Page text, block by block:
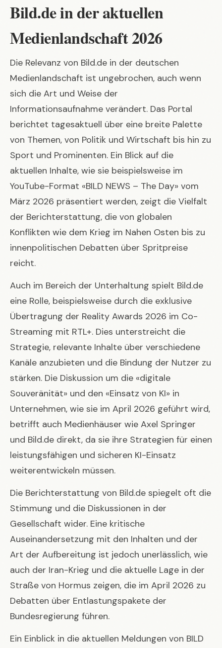
Bild.de in der aktuellen
Medienlandschaft 2026
Die Relevanz von Bild.de in der deutschen
Medienlandschaft ist ungebrochen, auch wenn
sich die Art und Weise der
Informationsaufnahme verändert. Das Portal
berichtet tagesaktuell über eine breite Palette
von Themen, von Politik und Wirtschaft bis hin zu
Sport und Prominenten. Ein Blick auf die
aktuellen Inhalte, wie sie beispielsweise im
YouTube-Format «BILD NEWS – The Day» vom
März 2026 präsentiert werden, zeigt die Vielfalt
der Berichterstattung, die von globalen
Konflikten wie dem Krieg im Nahen Osten bis zu
innenpolitischen Debatten über Spritpreise
reicht.
Auch im Bereich der Unterhaltung spielt Bild.de
eine Rolle, beispielsweise durch die exklusive
Übertragung der Reality Awards 2026 im Co-
Streaming mit RTL+. Dies unterstreicht die
Strategie, relevante Inhalte über verschiedene
Kanäle anzubieten und die Bindung der Nutzer zu
stärken. Die Diskussion um die «digitale
Souveränität» und den «Einsatz von KI» in
Unternehmen, wie sie im April 2026 geführt wird,
betrifft auch Medienhäuser wie Axel Springer
und Bild.de direkt, da sie ihre Strategien für einen
leistungsfähigen und sicheren KI-Einsatz
weiterentwickeln müssen.
Die Berichterstattung von Bild.de spiegelt oft die
Stimmung und die Diskussionen in der
Gesellschaft wider. Eine kritische
Auseinandersetzung mit den Inhalten und der
Art der Aufbereitung ist jedoch unerlässlich, wie
auch der Iran-Krieg und die aktuelle Lage in der
Straße von Hormus zeigen, die im April 2026 zu
Debatten über Entlastungspakete der
Bundesregierung führen.
Ein Einblick in die aktuellen Meldungen von BILD